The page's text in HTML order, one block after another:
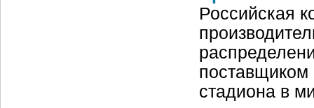
Российская
поставщиком
стадиона в